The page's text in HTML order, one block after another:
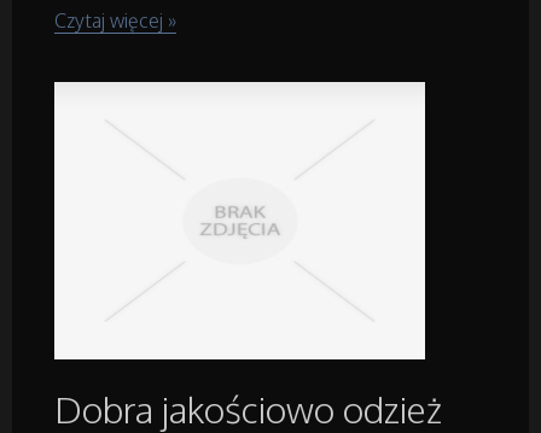
Maszyny Specjalistyczne
Przemysł Metalowy
Czytaj więcej »
Dobra jakościowo odzież